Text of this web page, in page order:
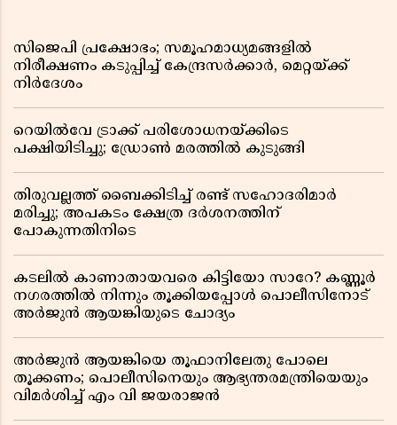
സിജെപി പ്രക്ഷോഭം; സമൂഹമാധ്യമങ്ങളിൽ
നിരീക്ഷണം കടുപ്പിച്ച് കേന്ദ്രസർക്കാർ, മെറ്റയ്ക്ക്
നിർദേശം
റെയിൽവേ ട്രാക്ക് പരിശോധനയ്ക്കിടെ
പക്ഷിയിടിച്ചു; ഡ്രോൺ മരത്തിൽ കുടുങ്ങി
തിരുവല്ലത്ത് ബൈക്കിടിച്ച് രണ്ട് സഹോദരിമാർ
മരിച്ചു; അപകടം ക്ഷേത്ര ദർശനത്തിന്
പോകുന്നതിനിടെ
കടലിൽ കാണാതായവരെ കിട്ടിയോ സാറേ? കണ്ണൂർ
നഗരത്തിൽ നിന്നും തൂക്കിയപ്പോൾ പൊലീസിനോട്
അർജുൻ ആയങ്കിയുടെ ചോദ്യം
അർജുൻ ആയങ്കിയെ തൂഫാനിലേതു പോലെ
തൂക്കണം; പൊലീസിനെയും ആഭ്യന്തരമന്ത്രിയെയും
വിമർശിച്ച് എം വി ജയരാജൻ